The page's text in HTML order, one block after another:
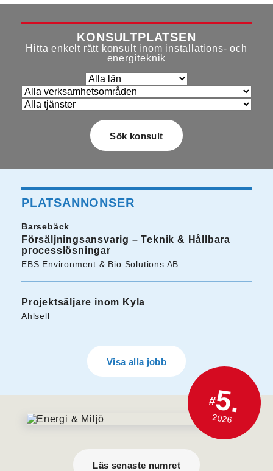
KONSULTPLATSEN
Hitta enkelt rätt konsult inom installations- och
energiteknik
PLATSANNONSER
Barsebäck
Försäljningsansvarig – Teknik & Hållbara
processlösningar
EBS Environment & Bio Solutions AB
Projektsäljare inom Kyla
Ahlsell
Visa alla jobb
#5.
2026
Läs senaste numret